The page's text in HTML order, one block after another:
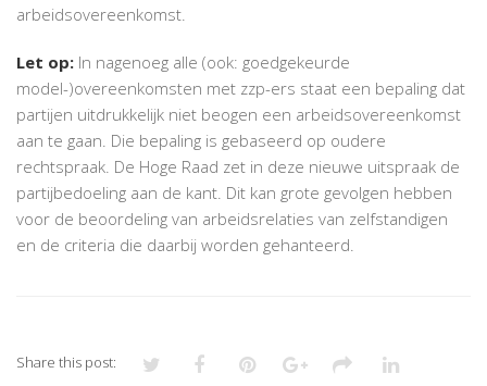
arbeidsovereenkomst.
Let op: In nagenoeg alle (ook: goedgekeurde
model-)overeenkomsten met zzp-ers staat een bepaling dat
partijen uitdrukkelijk niet beogen een arbeidsovereenkomst
aan te gaan. Die bepaling is gebaseerd op oudere
rechtspraak. De Hoge Raad zet in deze nieuwe uitspraak de
partijbedoeling aan de kant. Dit kan grote gevolgen hebben
voor de beoordeling van arbeidsrelaties van zelfstandigen
en de criteria die daarbij worden gehanteerd.
Share this post: